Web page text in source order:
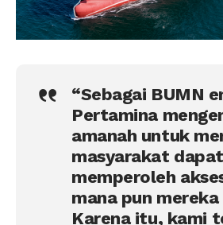
“Sebagai BUMN
Pertamina
amanah untuk
masyarakat dapat
memperoleh
mana pun
Karena itu, kami